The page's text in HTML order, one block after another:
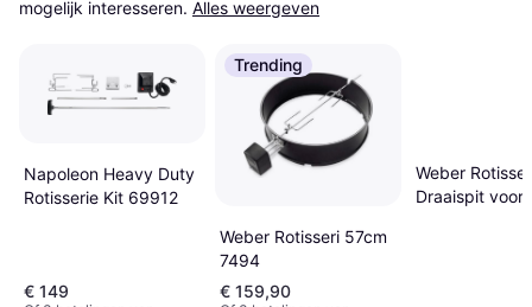
mogelijk interesseren. Alles weergeven
Napoleon Heavy Duty
Rotisserie Kit 69912
€ 149
Trending
Weber Rotisseri 57cm
7494
€ 159,90
Weber
Draaispit voor